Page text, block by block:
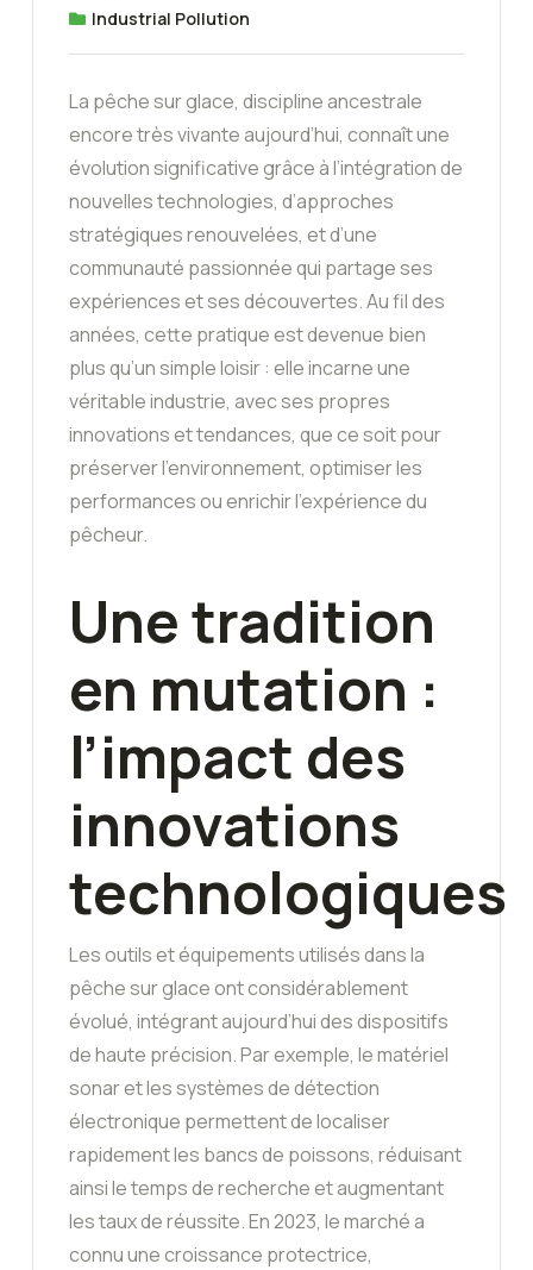
Industrial Pollution
La pêche sur glace, discipline ancestrale
encore très vivante aujourd’hui, connaît une
évolution significative grâce à l’intégration de
nouvelles technologies, d’approches
stratégiques renouvelées, et d’une
communauté passionnée qui partage ses
expériences et ses découvertes. Au fil des
années, cette pratique est devenue bien
plus qu’un simple loisir : elle incarne une
véritable industrie, avec ses propres
innovations et tendances, que ce soit pour
préserver l’environnement, optimiser les
performances ou enrichir l’expérience du
pêcheur.
Une tradition
en mutation :
l’impact des
innovations
technologiques
Les outils et équipements utilisés dans la
pêche sur glace ont considérablement
évolué, intégrant aujourd’hui des dispositifs
de haute précision. Par exemple, le matériel
sonar et les systèmes de détection
électronique permettent de localiser
rapidement les bancs de poissons, réduisant
ainsi le temps de recherche et augmentant
les taux de réussite. En 2023, le marché a
connu une croissance protectrice,